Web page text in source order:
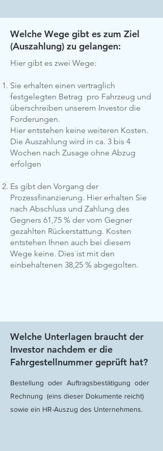
Welche Wege gibt es zum Ziel
(Auszahlung) zu gelangen:
Hier gibt es zwei Wege:
Sie erhalten einen vertraglich
festgelegten Betrag pro Fahrzeug und
überschreiben unserem Investor die
Forderungen.
Hier entstehen keine weiteren Kosten.
Die Auszahlung wird in ca. 3 bis 4
Wochen nach Zusage ohne Abzug
erfolgen
Es gibt den Vorgang der
Prozessfinanzierung. Hier erhalten Sie
nach Abschluss und Zahlung des
Gegners 61,75 % der vom Gegner
gezahlten Rückerstattung. Kosten
entstehen Ihnen auch bei diesem
Wege keine. Dies ist mit den
einbehaltenen 38,25 % abgegolten.
Welche Unterlagen braucht der
Investor nachdem er die
Fahrgestellnummer geprüft hat?
Bestellung oder Auftragsbestätigung oder
Rechnung (eins dieser Dokumente reicht)
sowie ein HR-Auszug des Unternehmens.